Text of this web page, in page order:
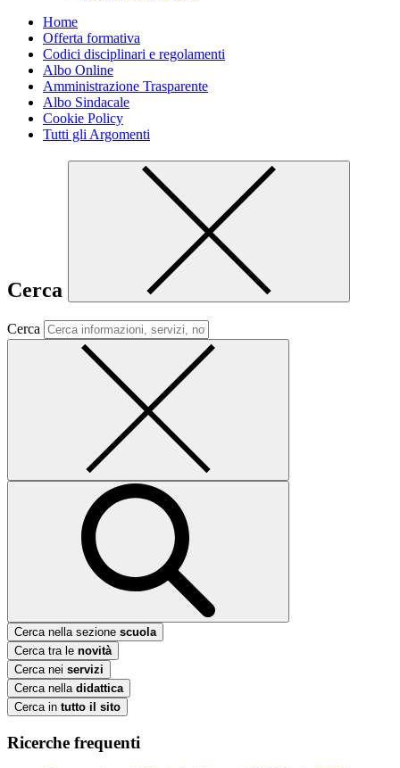
Home
Offerta formativa
Codici disciplinari e regolamenti
Albo Online
Amministrazione Trasparente
Albo Sindacale
Cookie Policy
Tutti gli Argomenti
Cerca
Cerca
Cerca nella sezione scuola
Cerca tra le novità
Cerca nei servizi
Cerca nella didattica
Cerca in tutto il sito
Ricerche frequenti